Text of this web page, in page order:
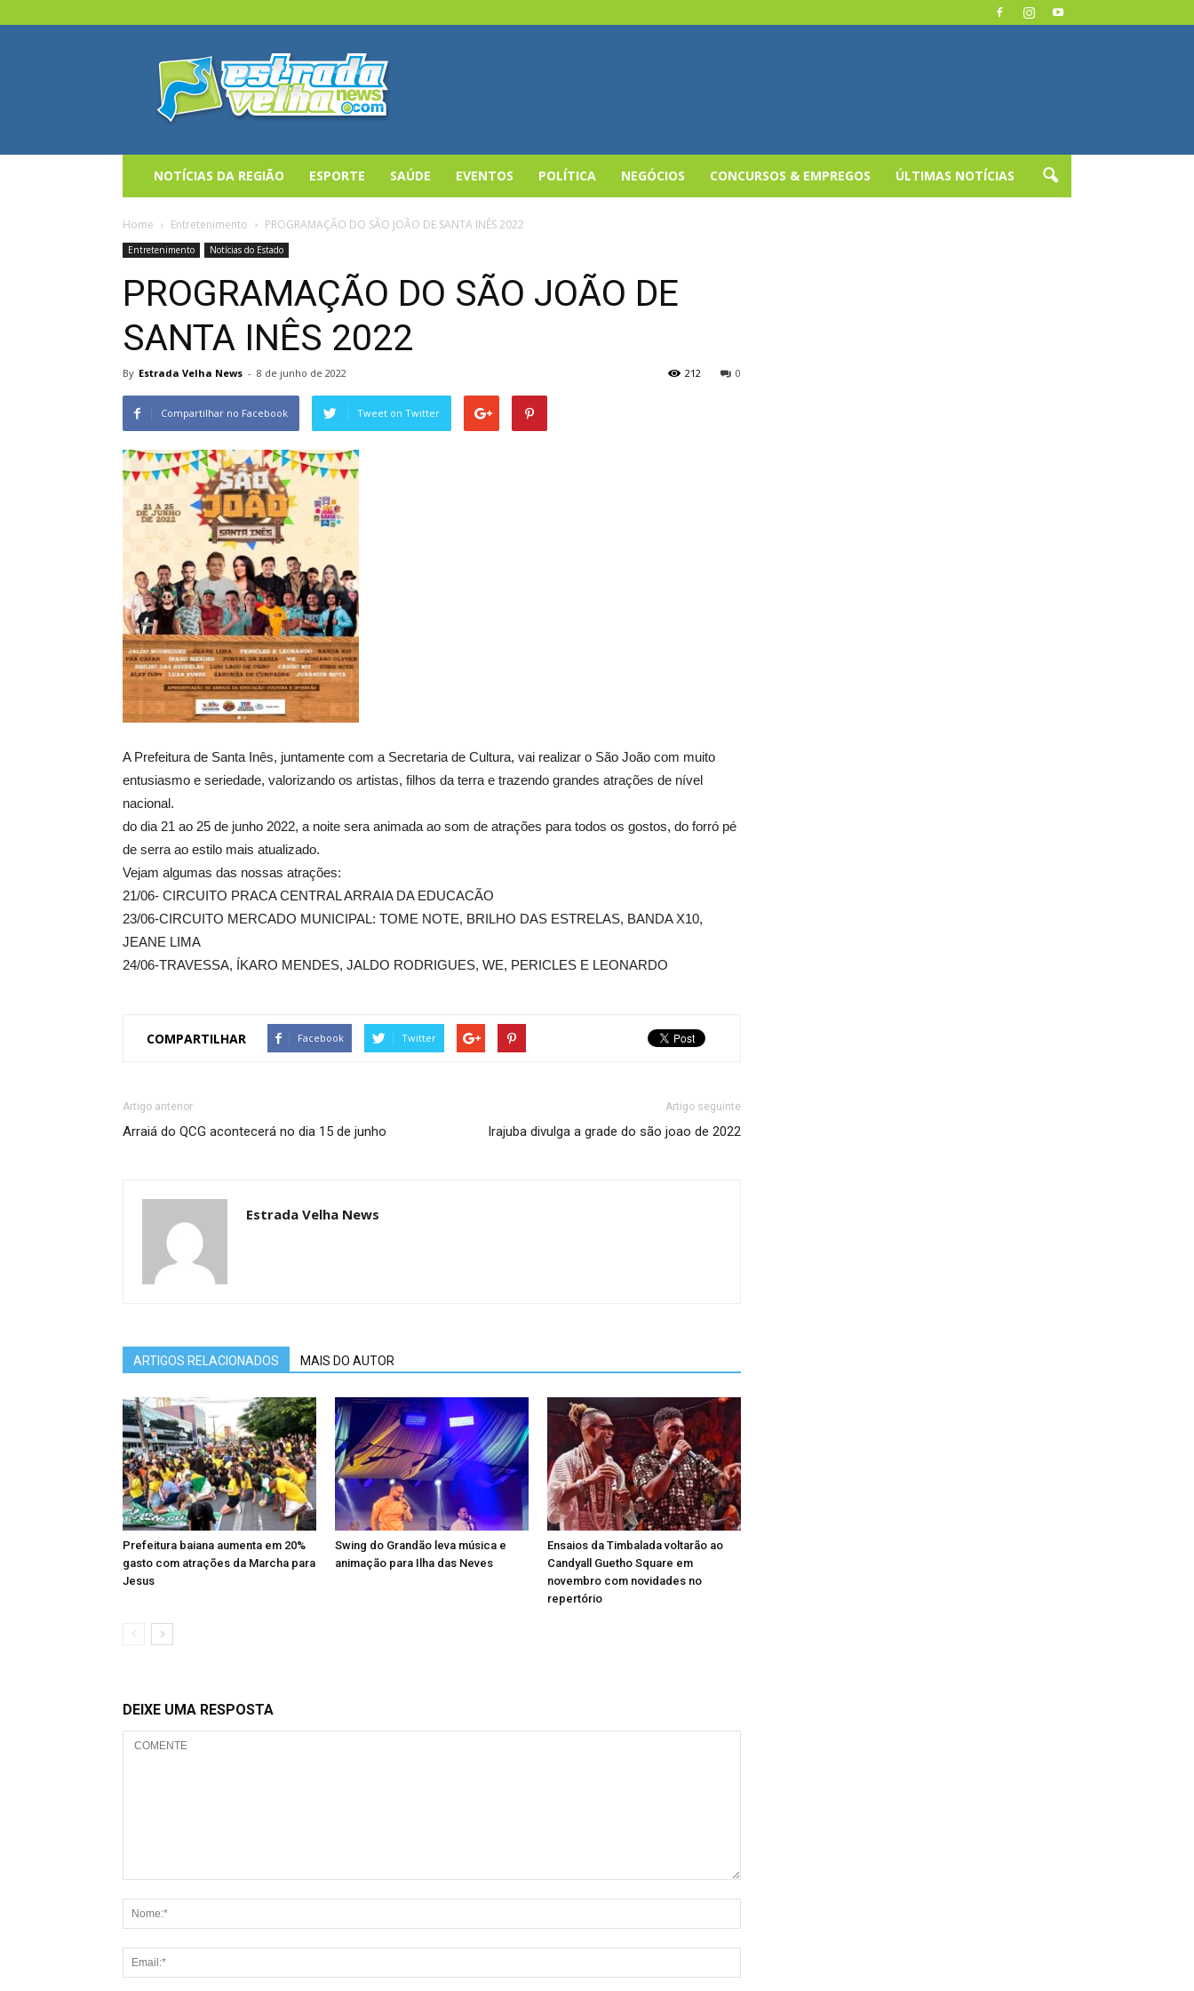
Estrada
Velha
News
NOTÍCIAS DA REGIÃO ESPORTE SAÚDE EVENTOS POLÍTICA NEGÓCIOS CONCURSOS & EMPREGOS ÚLTIMAS NOTÍCIAS
Home Entretenimento PROGRAMAÇÃO DO SÃO JOÃO DE SANTA INÊS 2022
Entretenimento Notícias do Estado
PROGRAMAÇÃO DO SÃO JOÃO DE
SANTA INÊS 2022
By Estrada Velha News - 8 de junho de 2022 0
212
Compartilhar no Facebook Tweet on Twitter
A Prefeitura de Santa Inês, juntamente com a Secretaria de Cultura, vai realizar o São João com muito
entusiasmo e seriedade, valorizando os artistas, filhos da terra e trazendo grandes atrações de nível
nacional.
do dia 21 ao 25 de junho 2022, a noite sera animada ao som de atrações para todos os gostos, do forró pé
de serra ao estilo mais atualizado.
Vejam algumas das nossas atrações:
21/06- CIRCUITO PRACA CENTRAL ARRAIA DA EDUCACÃO
23/06-CIRCUITO MERCADO MUNICIPAL: TOME NOTE, BRILHO DAS ESTRELAS, BANDA X10,
JEANE LIMA
24/06-TRAVESSA, ÍKARO MENDES, JALDO RODRIGUES, WE, PERICLES E LEONARDO
COMPARTILHAR Facebook Twitter
Artigo anterior
Arraiá do QCG acontecerá no dia 15 de junho
Artigo seguinte
Irajuba divulga a grade do são joao de 2022
Estrada Velha News
ARTIGOS RELACIONADOS MAIS DO AUTOR
Prefeitura baiana aumenta em 20%
gasto com atrações da Marcha para
Jesus
Swing do Grandão leva música e
animação para Ilha das Neves
Ensaios da Timbalada voltarão ao
Candyall Guetho Square em
novembro com novidades no
repertório
DEIXE UMA RESPOSTA